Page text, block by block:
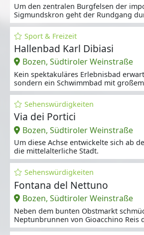
Um den zentralen Burgfelsen der
Sigmundskron geht der Rundgang
Sport & Freizeit
Hallenbad Karl Dibiasi
Bozen, Südtiroler Weinstraße
Kein spektakuläres Erlebnisbad
sondern ein Schwimmbad mit
Sehenswürdigkeiten
Via dei Portici
Bozen, Südtiroler Weinstraße
Um diese Achse entwickelte sich ab
die mittelalterliche Stadt.
Sehenswürdigkeiten
Fontana del Nettuno
Bozen, Südtiroler Weinstraße
Neben dem bunten Obstmarkt
Neptunbrunnen von Gioacchino Reis
Piazza